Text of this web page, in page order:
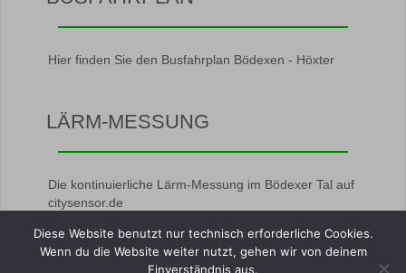
Hier finden Sie den Busfahrplan Bödexen - Höxter
LÄRM-MESSUNG
Die kontinuierliche Lärm-Messung im Bödexer Tal auf
citysensor.de
Diese Website benutzt nur technisch erforderliche Cookies.
Wenn du die Website weiter nutzt, gehen wir von deinem
Einverständnis aus.